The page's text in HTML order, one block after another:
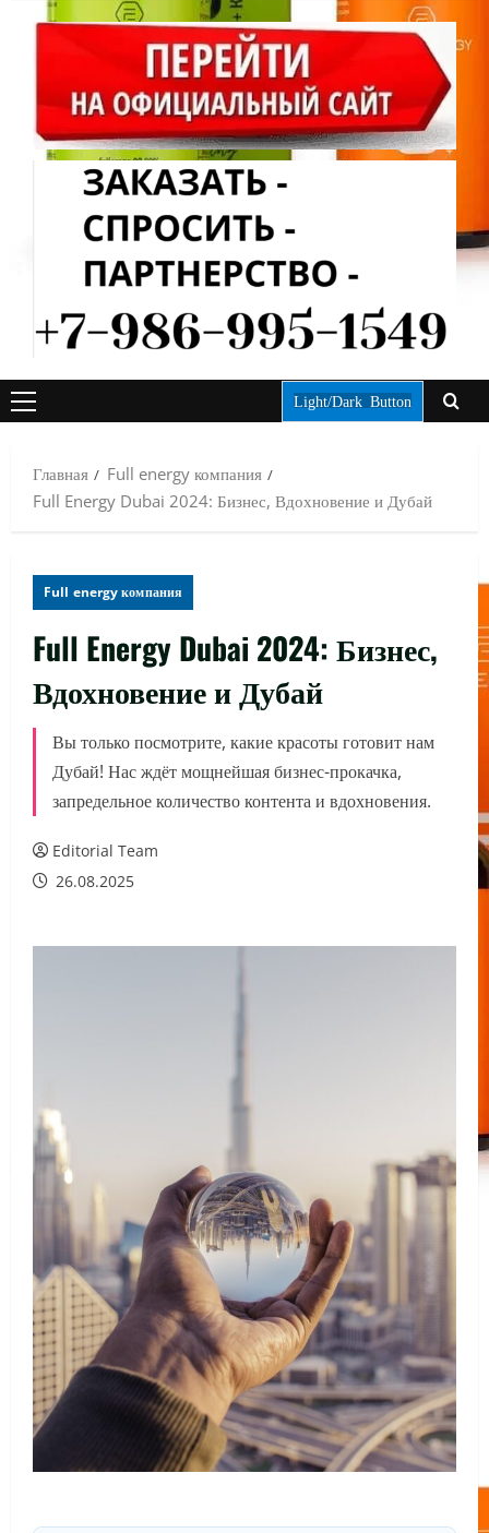
ОСНОВНОЕ
Light/Dark Button
Главная
Full energy компания
Full Energy Dubai 2024: Бизнес, Вдохновение и Дубай
Full energy компания
Full Energy Dubai 2024: Бизнес,
Вдохновение и Дубай
Вы только посмотрите, какие красоты готовит нам
Дубай! Нас ждёт мощнейшая бизнес-прокачка,
запредельное количество контента и вдохновения.
Editorial Team
26.08.2025